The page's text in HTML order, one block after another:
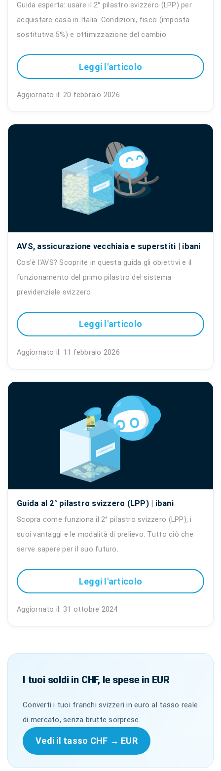
Guida esperta: usare il 2° pilastro svizzero (LPP) per
acquistare casa in Italia. Condizioni, fisco (imposta
sostitutiva 5%) e ottimizzazione del cambio.
Leggi l'articolo
Aggiornato il: 20 febbraio 2026
AVS, assicurazione vecchiaia e superstiti | ibani
Cos'è l'AVS? Scoprite in questa guida gli obiettivi e il
funzionamento del primo pilastro del sistema
previdenziale svizzero.
Leggi l'articolo
Aggiornato il: 11 febbraio 2026
Guida al 2° pilastro svizzero (LPP) | ibani
Scopra come funziona il 2° pilastro svizzero (LPP), i
suoi vantaggi e le modalità di prelievo. Tutto ciò che
serve sapere per il suo futuro.
Leggi l'articolo
Aggiornato il: 31 ottobre 2024
I tuoi soldi in CHF, le spese in EUR
Converti i tuoi franchi svizzeri in euro al tasso reale
di mercato, senza brutte sorprese.
Vedi il tasso CHF → EUR